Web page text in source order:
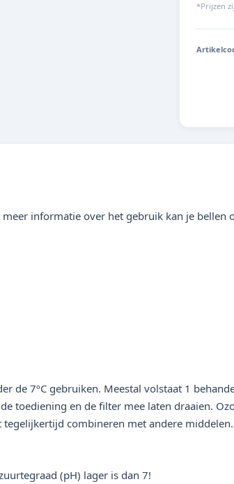
*Prijzen
informatie over het gebruik kan je
de 7ºC gebruiken. Meestal volstaat 1
toediening en de filter mee laten draaien.
combineren met andere
(pH) lager is dan 7!